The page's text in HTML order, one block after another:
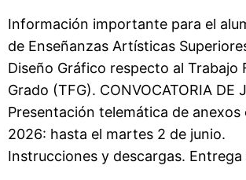
Información importante para el
de Enseñanzas Artísticas
Diseño Gráfico respecto al Trabajo
Grado (TFG). CONVOCATORIA DE
Presentación telemática de anexos
2026: hasta el martes 2 de junio.
Instrucciones y descargas.